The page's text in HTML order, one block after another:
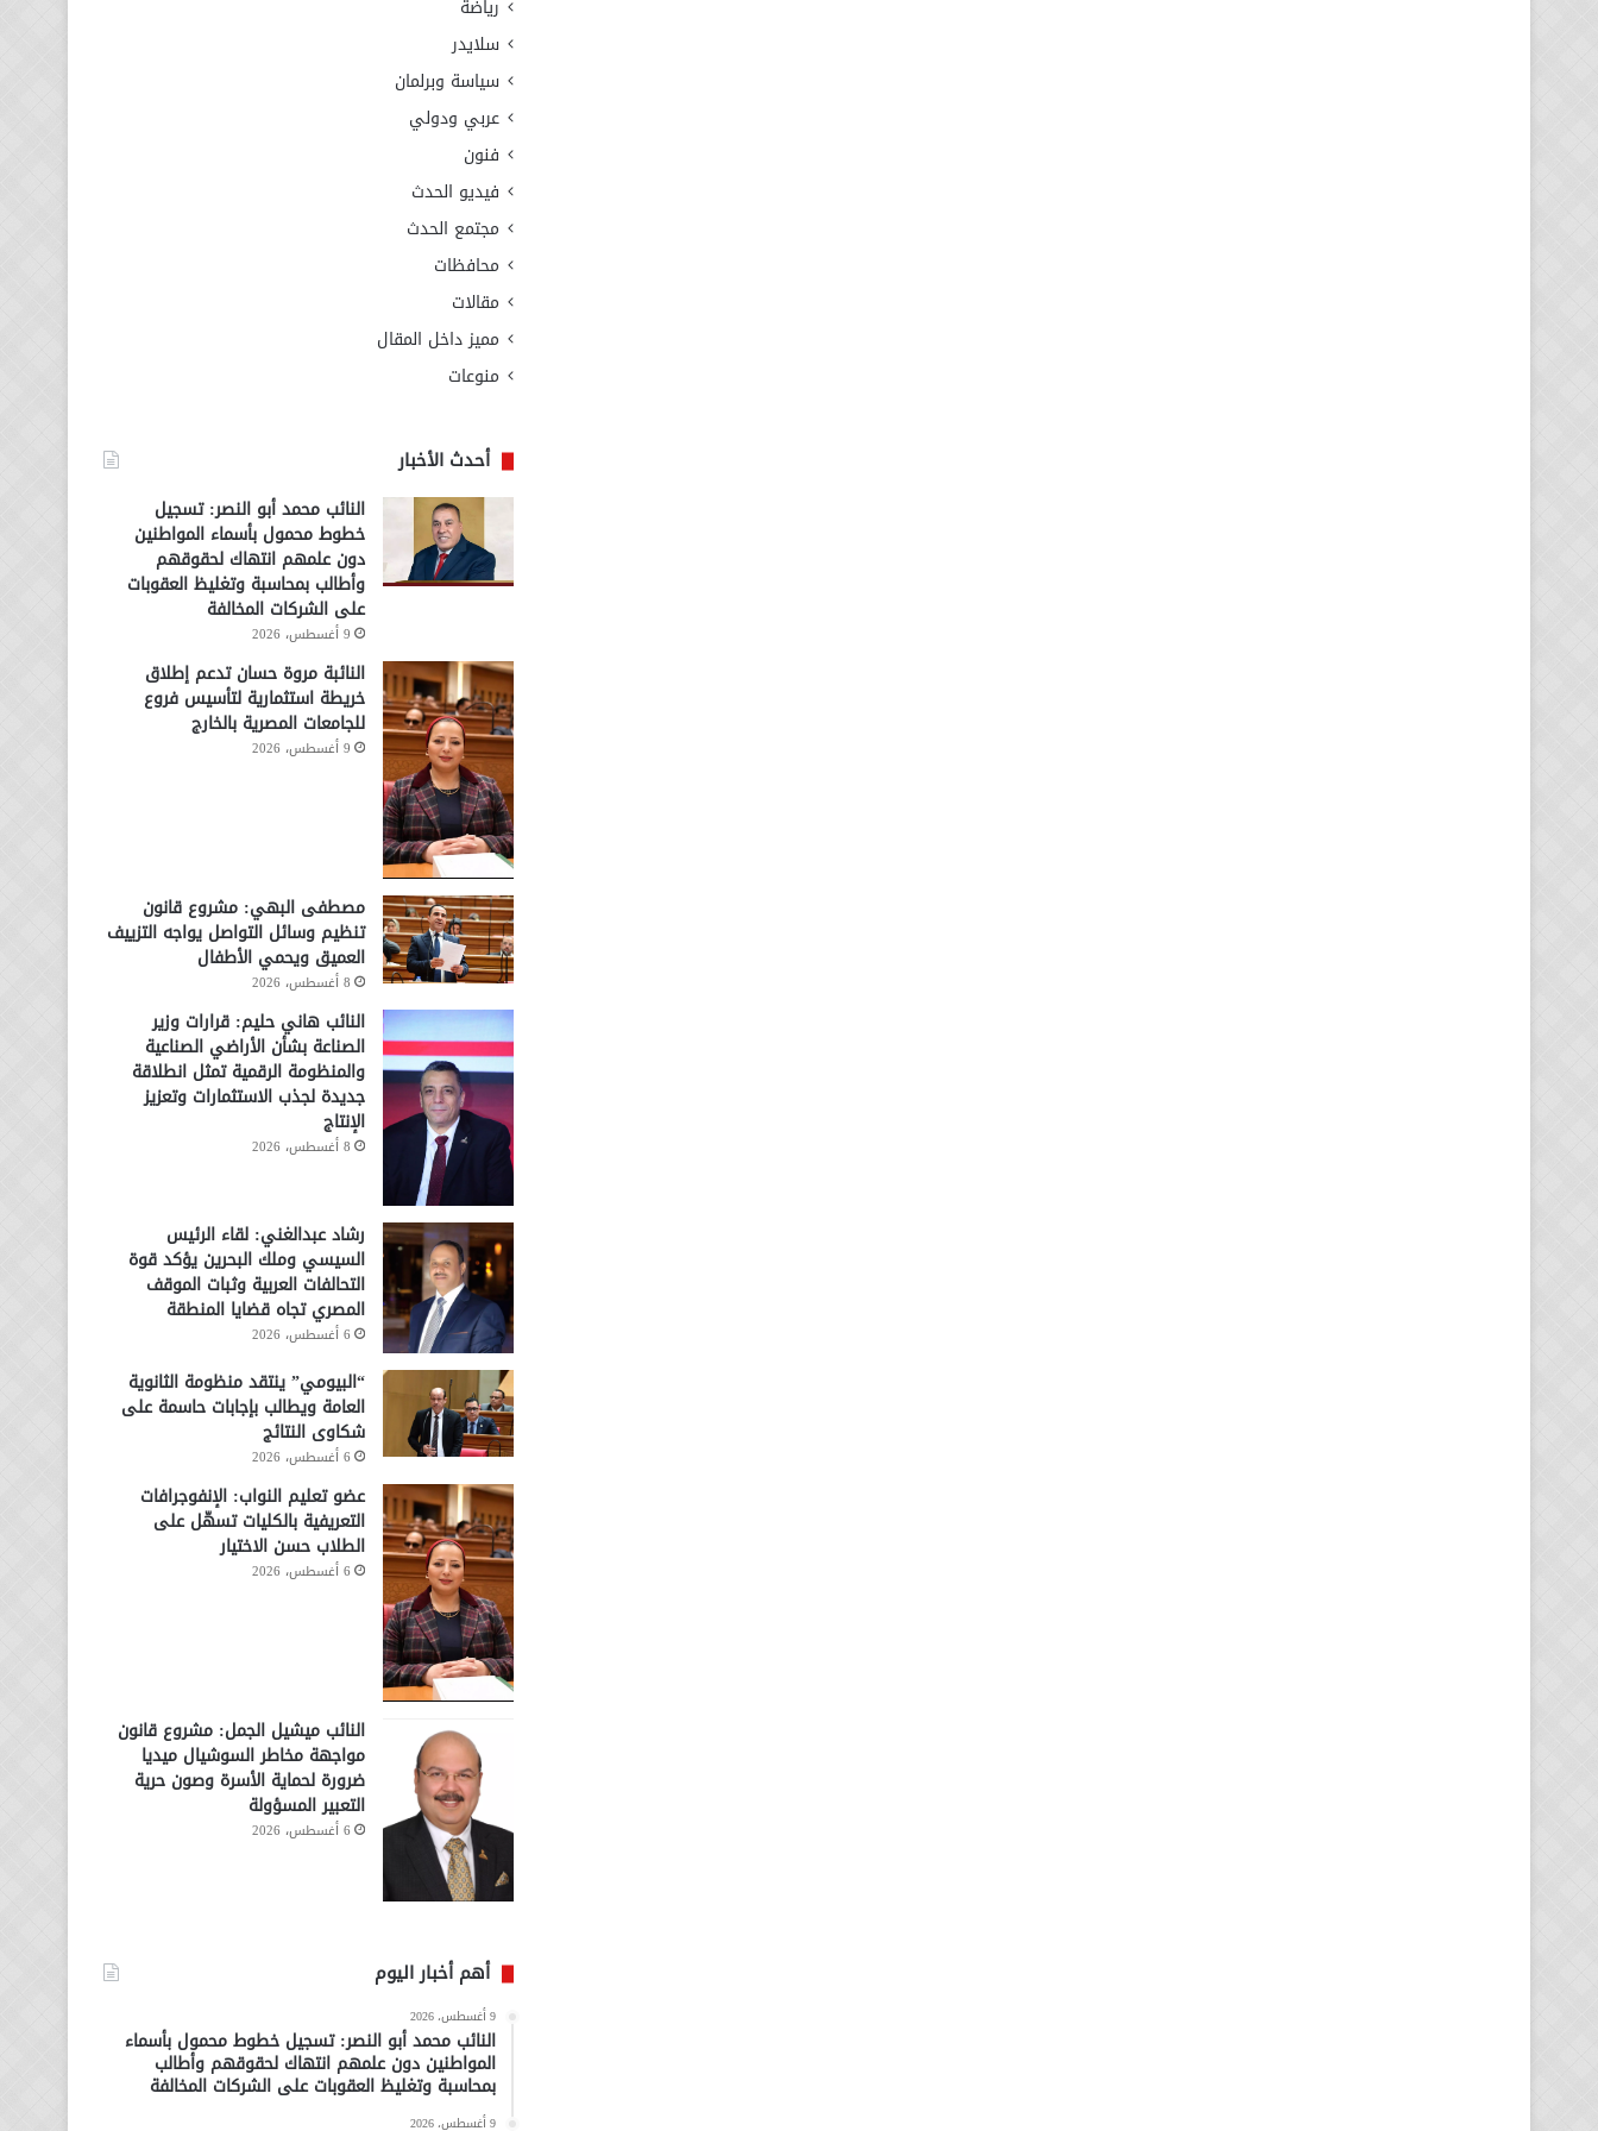
رياضة
سلايدر
سياسة وبرلمان
عربي ودولي
فنون
فيديو الحدث
مجتمع الحدث
محافظات
مقالات
مميز داخل المقال
منوعات
أحدث الأخبار
النائب محمد أبو النصر: تسجيل
خطوط محمول بأسماء المواطنين
دون علمهم انتهاك لحقوقهم
وأطالب بمحاسبة وتغليظ العقوبات
على الشركات المخالفة
9 أغسطس، 2026
النائبة مروة حسان تدعم إطلاق
خريطة استثمارية لتأسيس فروع
للجامعات المصرية بالخارج
9 أغسطس، 2026
مصطفى البهي: مشروع قانون
تنظيم وسائل التواصل يواجه التزييف
العميق ويحمي الأطفال
8 أغسطس، 2026
النائب هاني حليم: قرارات وزير
الصناعة بشأن الأراضي الصناعية
والمنظومة الرقمية تمثل انطلاقة
جديدة لجذب الاستثمارات وتعزيز
الإنتاج
8 أغسطس، 2026
رشاد عبدالغني: لقاء الرئيس
السيسي وملك البحرين يؤكد قوة
التحالفات العربية وثبات الموقف
المصري تجاه قضايا المنطقة
6 أغسطس، 2026
“البيومي” ينتقد منظومة الثانوية
العامة ويطالب بإجابات حاسمة على
شكاوى النتائج
6 أغسطس، 2026
عضو تعليم النواب: الإنفوجرافات
التعريفية بالكليات تسهّل على
الطلاب حسن الاختيار
6 أغسطس، 2026
النائب ميشيل الجمل: مشروع قانون
مواجهة مخاطر السوشيال ميديا
ضرورة لحماية الأسرة وصون حرية
التعبير المسؤولة
6 أغسطس، 2026
أهم أخبار اليوم
9 أغسطس، 2026
النائب محمد أبو النصر: تسجيل خطوط محمول بأسماء
المواطنين دون علمهم انتهاك لحقوقهم وأطالب
بمحاسبة وتغليظ العقوبات على الشركات المخالفة
9 أغسطس، 2026